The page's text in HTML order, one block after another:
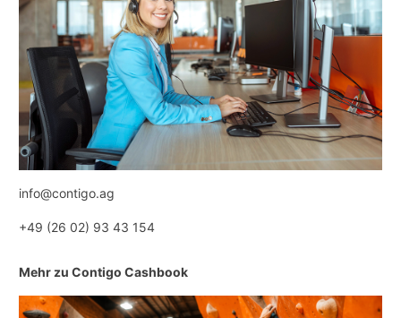
info@contigo.ag
+49 (26 02) 93 43 154
Mehr zu Contigo Cashbook